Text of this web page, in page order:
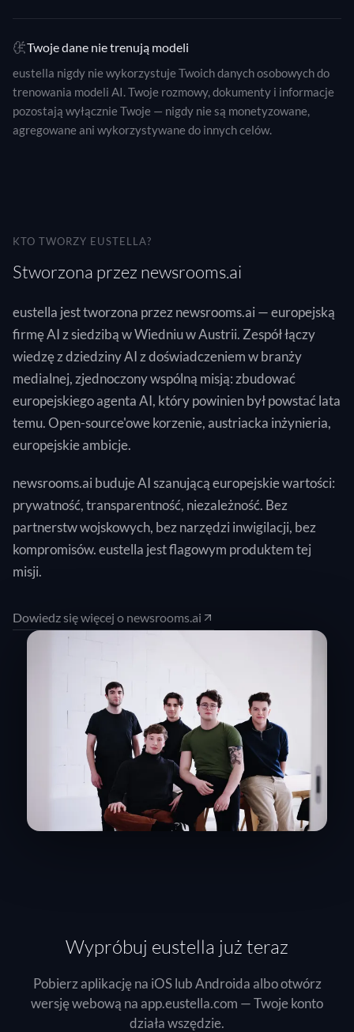
Twoje dane nie trenują modeli
eustella nigdy nie wykorzystuje Twoich danych osobowych do
trenowania modeli AI. Twoje rozmowy, dokumenty i informacje
pozostają wyłącznie Twoje — nigdy nie są monetyzowane,
agregowane ani wykorzystywane do innych celów.
KTO TWORZY EUSTELLA?
Stworzona przez newsrooms.ai
eustella jest tworzona przez newsrooms.ai — europejską
firmę AI z siedzibą w Wiedniu w Austrii. Zespół łączy
wiedzę z dziedziny AI z doświadczeniem w branży
medialnej, zjednoczony wspólną misją: zbudować
europejskiego agenta AI, który powinien był powstać lata
temu. Open-source'owe korzenie, austriacka inżynieria,
europejskie ambicje.
newsrooms.ai buduje AI szanującą europejskie wartości:
prywatność, transparentność, niezależność. Bez
partnerstw wojskowych, bez narzędzi inwigilacji, bez
kompromisów. eustella jest flagowym produktem tej
misji.
Dowiedz się więcej o newsrooms.ai
Wypróbuj eustella już teraz
Pobierz aplikację na iOS lub Androida albo otwórz
wersję webową na app.eustella.com — Twoje konto
działa wszędzie.